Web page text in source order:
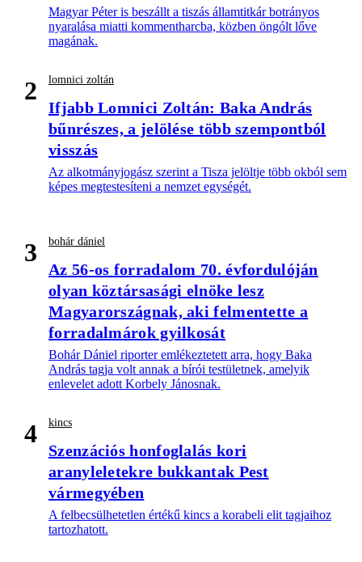
Magyar Péter is beszállt a tiszás államtitkár botrányos
nyaralása miatti kommentharcba, közben öngólt lőve
magának.
2 lomnici zoltán
Ifjabb Lomnici Zoltán: Baka András
bűnrészes, a jelölése több szempontból
visszás
Az alkotmányjogász szerint a Tisza jelöltje több okból sem
képes megtestesíteni a nemzet egységét.
3 bohár dániel
Az 56-os forradalom 70. évfordulóján
olyan köztársasági elnöke lesz
Magyarországnak, aki felmentette a
forradalmárok gyilkosát
Bohár Dániel riporter emlékeztetett arra, hogy Baka
András tagja volt annak a bírói testületnek, amelyik
enlevelet adott Korbely Jánosnak.
4 kincs
Szenzációs honfoglalás kori
aranyleletekre bukkantak Pest
vármegyében
A felbecsülhetetlen értékű kincs a korabeli elit tagjaihoz
tartozhatott.